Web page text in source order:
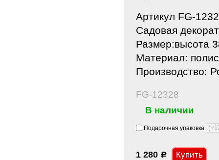
Артикул FG-
Садовая
Размер:высота
Материал:
Производство:
FG-12328
В наличии
Подарочная упаковка
1 280 Р